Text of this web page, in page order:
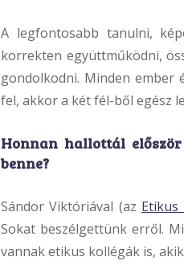
A legfontosabb tanulni,
korrekten együttműködni,
gondolkodni. Minden ember
fel, akkor a két fél-ből egész
Honnan hallottál
benne?
Sándor Viktóriával (az Etikus
Sokat beszélgettünk erről.
vannak etikus kollégák is,